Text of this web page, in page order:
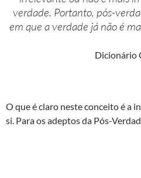
verdade. Portanto, pós-
em que a verdade já não é
Dicionário
O que é claro neste conceito é a
si. Para os adeptos da Pós-